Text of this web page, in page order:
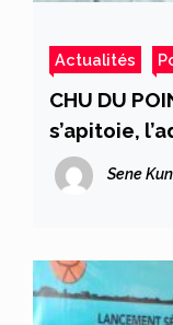
Actualités
CHU DU
s’apitoie,
Sene